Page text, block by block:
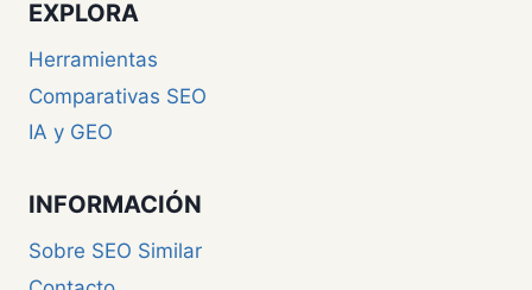
EXPLORA
Herramientas
Comparativas SEO
IA y GEO
INFORMACIÓN
Sobre SEO Similar